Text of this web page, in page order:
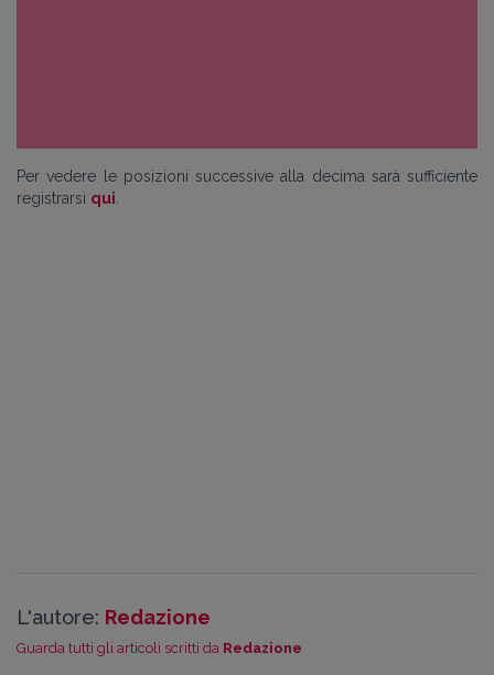
Per vedere le posizioni successive alla decima sarà sufficiente
registrarsi qui
L'autore: Redazione
Guarda tutti gli articoli scritti da Redazione